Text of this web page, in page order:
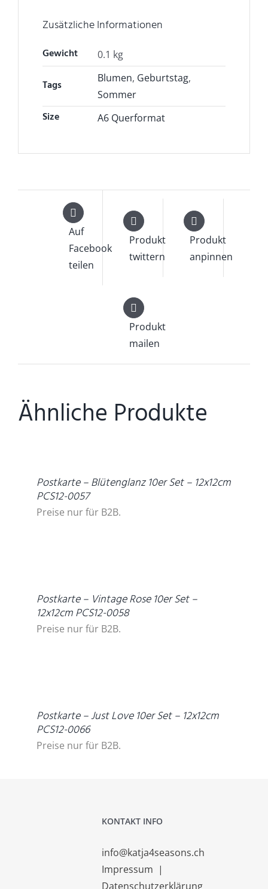
Zusätzliche Informationen
Gewicht 0.1 kg
Tags Blumen, Geburtstag,
Sommer
Size A6 Querformat
Auf
Facebook
teilen
Produkt
twittern
Produkt
anpinnen
Produkt
mailen
Ähnliche Produkte
Postkarte – Blütenglanz 10er Set – 12x12cm
PCS12-0057
Preise nur für B2B.
Postkarte – Vintage Rose 10er Set –
12x12cm PCS12-0058
Preise nur für B2B.
Postkarte – Just Love 10er Set – 12x12cm
PCS12-0066
Preise nur für B2B.
KONTAKT INFO
info@katja4seasons.ch
Impressum |
Datenschutzerklärung